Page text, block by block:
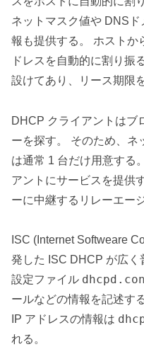
ネットマスク値や DNS
報も提供する。 ホストか
ドレスを自動的に割り振
設けてあり、リース期限
DHCP クライアントはブ
ーを探す。 そのため、ネ
は通常 1 台だけ用意する
アントにサービスを提供
ーに中継するリレーエー
ISC (Internet Softweare
発した ISC DHCP が広
設定ファイル
ールなどの情報を記述す
IP アドレスの情報は
れる。